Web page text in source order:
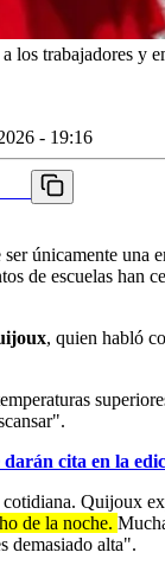
los trabajadores y
- 19:16
únicamente
de escuelas han
, quien habló
darán cita en la
Quijoux
de la noche.
demasiado alta".